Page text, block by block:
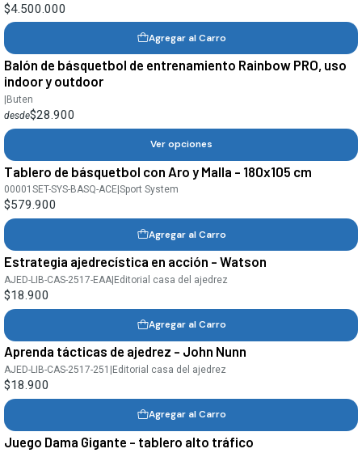
$4.500.000
Agregar al Carro
Balón de básquetbol de entrenamiento Rainbow PRO, uso
indoor y outdoor
Buten
desde$28.900
Ver opciones
Tablero de básquetbol con Aro y Malla - 180x105 cm
00001SET-SYS-BASQ-ACE |Sport System
$579.900
Agregar al Carro
Estrategia ajedrecística en acción - Watson
AJED-LIB-CAS-2517-EAA|Editorial casa del ajedrez
$18.900
Agregar al Carro
Aprenda tácticas de ajedrez - John Nunn
AJED-LIB-CAS-2517-251 Editorial casa del ajedrez
$18.900
Agregar al Carro
Juego Dama Gigante - tablero alto tráfico